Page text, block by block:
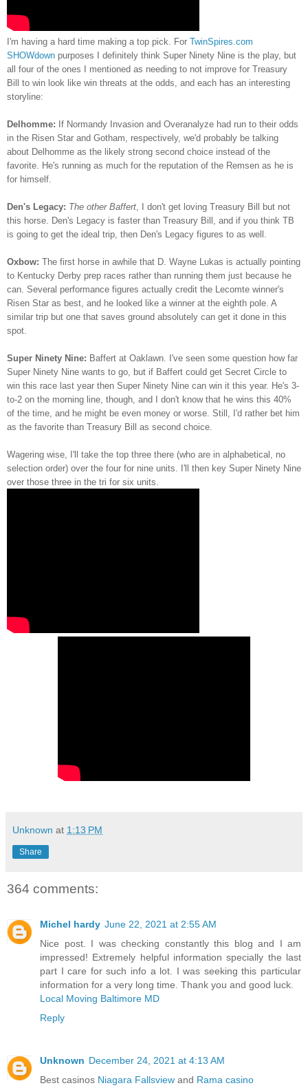
I'm having a hard time making a top pick. For TwinSpires.com
SHOWdown purposes I definitely think Super Ninety Nine is the play, but
all four of the ones I mentioned as needing to not improve for Treasury
Bill to win look like win threats at the odds, and each has an interesting
storyline:
Delhomme: If Normandy Invasion and Overanalyze had run to their odds
in the Risen Star and Gotham, respectively, we'd probably be talking
about Delhomme as the likely strong second choice instead of the
favorite. He's running as much for the reputation of the Remsen as he is
for himself.
Den's Legacy: The other Baffert , I don't get loving Treasury Bill but not
this horse. Den's Legacy is faster than Treasury Bill, and if you think TB
is going to get the ideal trip, then Den's Legacy figures to as well.
Oxbow: The first horse in awhile that D. Wayne Lukas is actually pointing
to Kentucky Derby prep races rather than running them just because he
can. Several performance figures actually credit the Lecomte winner's
Risen Star as best, and he looked like a winner at the eighth pole. A
similar trip but one that saves ground absolutely can get it done in this
spot.
Super Ninety Nine: Baffert at Oaklawn. I've seen some question how far
Super Ninety Nine wants to go, but if Baffert could get Secret Circle to
win this race last year then Super Ninety Nine can win it this year. He's 3-
to-2 on the morning line, though, and I don't know that he wins this 40%
of the time, and he might be even money or worse. Still, I'd rather bet him
as the favorite than Treasury Bill as second choice.
Wagering wise, I'll take the top three there (who are in alphabetical, no
selection order) over the four for nine units. I'll then key Super Ninety Nine
over those three in the tri for six units.
Unknown at 1:13 PM
Share
364 comments:
Michel hardy June 22, 2021 at 2:55 AM
Nice post. I was checking constantly this blog and I am
impressed! Extremely helpful information specially the last
part I care for such info a lot. I was seeking this particular
information for a very long time. Thank you and good luck.
Local Moving Baltimore MD
Reply
Unknown December 24, 2021 at 4:13 AM
Best casinos Niagara Fallsview and Rama casino